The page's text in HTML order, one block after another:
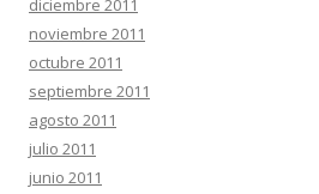
diciembre 2011
noviembre 2011
octubre 2011
septiembre 2011
agosto 2011
julio 2011
junio 2011